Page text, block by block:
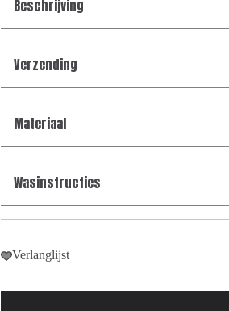
Beschrijving
Verzending
Materiaal
Wasinstructies
Verlanglijst